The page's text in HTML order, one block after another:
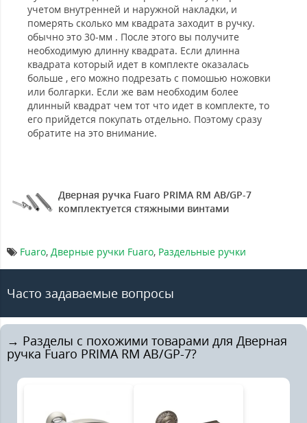
учетом внутренней и наружной накладки, и
померять сколько мм квадрата заходит в ручку.
обычно это 30-мм . После этого вы получите
необходимую длинну квадрата. Если длинна
квадрата который идет в комплекте оказалась
больше , его можно подрезать с помошью ножовки
или болгарки. Если же вам необходим более
длинный квадрат чем тот что идет в комплекте, то
его прийдется покупать отдельно. Поэтому сразу
обратите на это внимание.
Дверная ручка Fuaro PRIMA RM AB/GP-7
комплектуется стяжными винтами
Fuaro, Дверные ручки Fuaro, Раздельные ручки
Часто задаваемые вопросы
→ Разделы с похожими товарами для Дверная
ручка Fuaro PRIMA RM AB/GP-7?